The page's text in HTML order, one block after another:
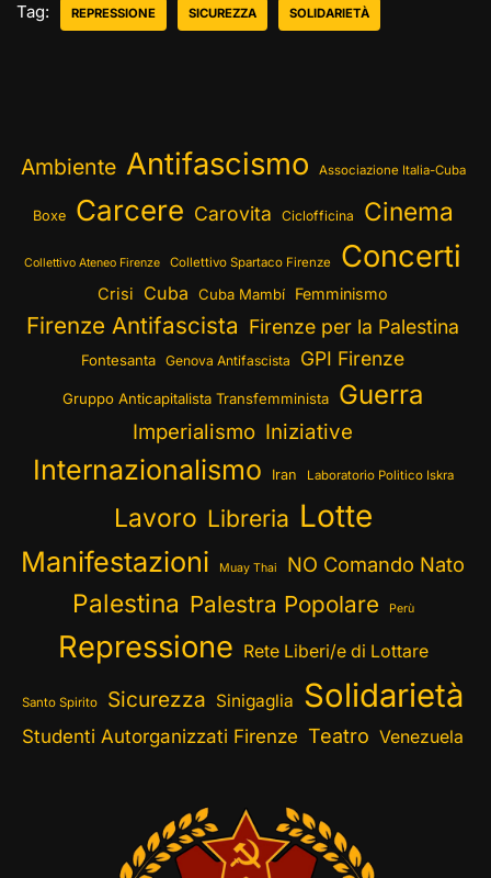
Tag: REPRESSIONE SICUREZZA SOLIDARIETÀ
Ambiente Antifascismo Associazione Italia-Cuba
Boxe Carcere Carovita Ciclofficina Cinema
Collettivo Ateneo Firenze Collettivo Spartaco Firenze Concerti
Crisi Cuba Cuba Mambí Femminismo
Firenze Antifascista Firenze per la Palestina
Fontesanta Genova Antifascista GPI Firenze
Gruppo Anticapitalista Transfemminista Guerra
Imperialismo Iniziative
Internazionalismo Iran Laboratorio Politico Iskra
Lavoro Libreria Lotte
Manifestazioni Muay Thai NO Comando Nato
Palestina Palestra Popolare Perù
Repressione Rete Liberi/e di Lottare
Santo Spirito Sicurezza Sinigaglia Solidarietà
Studenti Autorganizzati Firenze Teatro Venezuela